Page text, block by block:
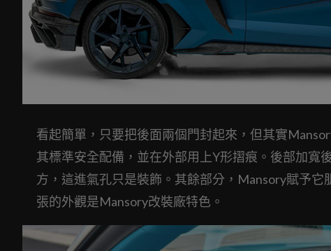
看起簡單，只要把後面兩個門封起來，但其實
其標準安全配備，並在外部用上Y形摺痕。後部加寬
方，這進氣孔只是裝飾。其餘部分，Mansory賦予
張的外觀是Mansory改裝廠特色。